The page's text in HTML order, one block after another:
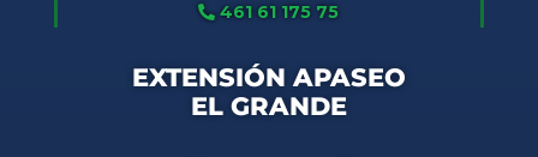
461 61 175 75
EXTENSIÓN APASEO
EL GRANDE